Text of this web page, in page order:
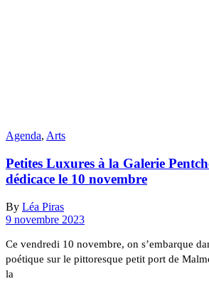
Agenda, Arts
Petites Luxures à la Galerie
dédicace le 10 novembre
By Léa Piras
9 novembre 2023
Ce vendredi 10 novembre, on s’embarque
poétique sur le pittoresque petit port de
la